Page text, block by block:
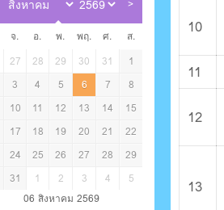
10
11
12
13
จ. อ. พ. พฤ. ศ.
ส.
27 28 29 30 31
1
3 4 5 6 7
8
10 11 12 13 14
15
17 18 19 20 21
22
24 25 26 27 28
29
31 1 2 3 4
5
06 สิงหาคม 2569